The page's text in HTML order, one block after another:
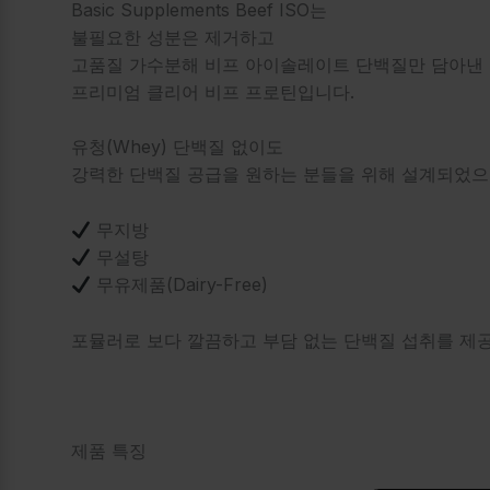
Basic Supplements Beef ISO는
불필요한 성분은 제거하고
고품질 가수분해 비프 아이솔레이트 단백질만 담아낸
프리미엄 클리어 비프 프로틴입니다.
유청(Whey) 단백질 없이도
강력한 단백질 공급을 원하는 분들을 위해 설계되었
무지방
무설탕
무유제품(Dairy-Free)
포뮬러로 보다 깔끔하고 부담 없는 단백질 섭취를 제
제품 특징